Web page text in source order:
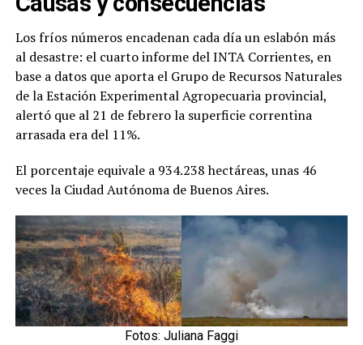
Los fríos números encadenan cada día un eslabón más
al desastre: el cuarto informe del INTA Corrientes, en
base a datos que aporta el Grupo de Recursos Naturales
de la Estación Experimental Agropecuaria provincial,
alertó que al 21 de febrero la superficie correntina
arrasada era del 11%.
El porcentaje equivale a 934.238 hectáreas, unas 46
veces la Ciudad Autónoma de Buenos Aires.
Fotos: Juliana Faggi